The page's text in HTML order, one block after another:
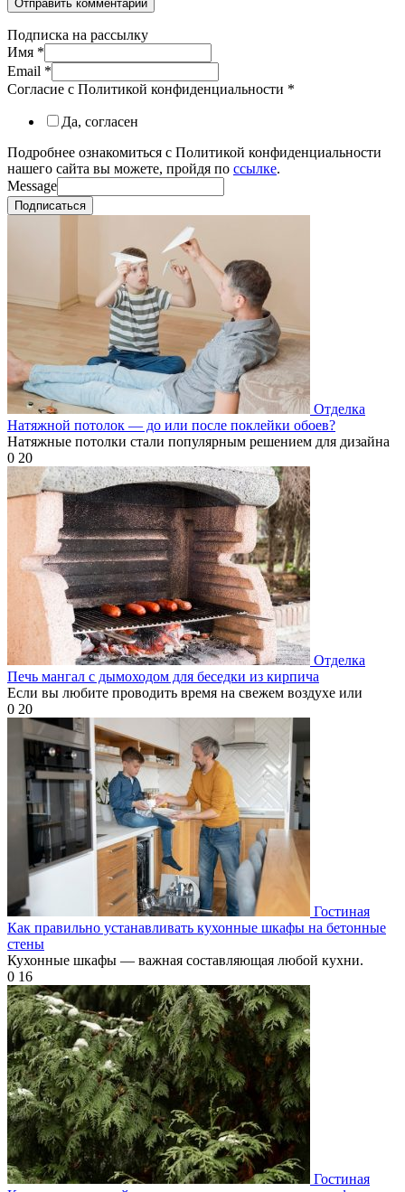
Подписка на рассылку
Имя *
Email *
Согласие с Политикой конфиденциальности *
Да, согласен
Подробнее ознакомиться с Политикой конфиденциальности
нашего сайта вы можете, пройдя по ссылке.
Message
Подписаться
Отделка
Натяжной потолок — до или после поклейки обоев?
Натяжные потолки стали популярным решением для дизайна
0 20
Отделка
Печь мангал с дымоходом для беседки из кирпича
Если вы любите проводить время на свежем воздухе или
0 20
Гостиная
Как правильно устанавливать кухонные шкафы на бетонные
стены
Кухонные шкафы — важная составляющая любой кухни.
0 16
Гостиная